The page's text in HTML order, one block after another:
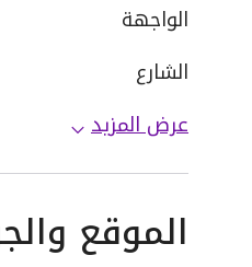
الواجهة
الشارع
عرض المزيد
الموقع